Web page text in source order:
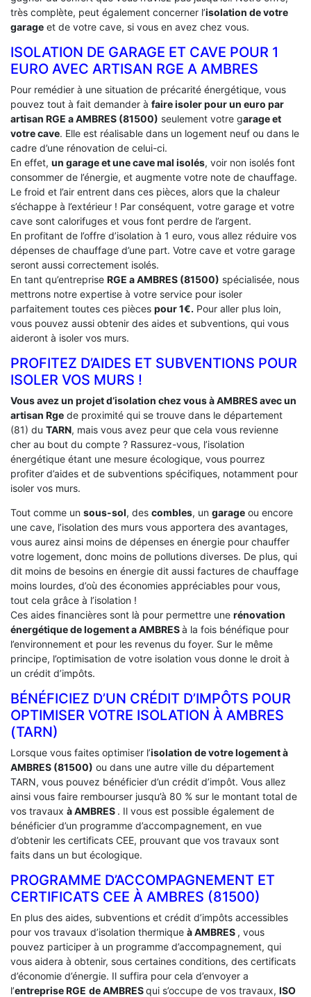
très complète, peut également concerner l’isolation de votre
garage et de votre cave, si vous en avez chez vous.
ISOLATION DE GARAGE ET CAVE POUR 1
EURO AVEC ARTISAN RGE A AMBRES
Pour remédier à une situation de précarité énergétique, vous
pouvez tout à fait demander à faire isoler pour un euro par
artisan RGE a AMBRES (81500) seulement votre garage et
votre cave. Elle est réalisable dans un logement neuf ou dans le
cadre d’une rénovation de celui-ci.
En effet, un garage et une cave mal isolés, voir non isolés font
consommer de l’énergie, et augmente votre note de chauffage.
Le froid et l’air entrent dans ces pièces, alors que la chaleur
s’échappe à l’extérieur ! Par conséquent, votre garage et votre
cave sont calorifuges et vous font perdre de l’argent.
En profitant de l’offre d’isolation à 1 euro, vous allez réduire vos
dépenses de chauffage d’une part. Votre cave et votre garage
seront aussi correctement isolés.
En tant qu’entreprise RGE a AMBRES (81500) spécialisée, nous
mettrons notre expertise à votre service pour isoler
parfaitement toutes ces pièces pour 1€. Pour aller plus loin,
vous pouvez aussi obtenir des aides et subventions, qui vous
aideront à isoler vos murs.
PROFITEZ D’AIDES ET SUBVENTIONS POUR
ISOLER VOS MURS !
Vous avez un projet d’isolation chez vous à AMBRES avec un
artisan Rge de proximité qui se trouve dans le département
(81) du TARN, mais vous avez peur que cela vous revienne
cher au bout du compte ? Rassurez-vous, l’isolation
énergétique étant une mesure écologique, vous pourrez
profiter d’aides et de subventions spécifiques, notamment pour
isoler vos murs.
Tout comme un sous-sol, des combles, un garage ou encore
une cave, l’isolation des murs vous apportera des avantages,
vous aurez ainsi moins de dépenses en énergie pour chauffer
votre logement, donc moins de pollutions diverses. De plus, qui
dit moins de besoins en énergie dit aussi factures de chauffage
moins lourdes, d’où des économies appréciables pour vous,
tout cela grâce à l’isolation !
Ces aides financières sont là pour permettre une rénovation
énergétique de logement aAMBRESà la fois bénéfique pour
l’environnement et pour les revenus du foyer. Sur le même
principe, l’optimisation de votre isolation vous donne le droit à
un crédit d’impôts.
BÉNÉFICIEZ D’UN CRÉDIT D’IMPÔTS POUR
OPTIMISER VOTRE ISOLATION À ‎AMBRES
(TARN)
Lorsque vous faites optimiser l’isolation de votre logement à
AMBRES (81500) ou dans une autre ville du département
TARN, vous pouvez bénéficier d’un crédit d’impôt. Vous allez
ainsi vous faire rembourser jusqu’à 80 % sur le montant total de
vos travaux à AMBRES . Il vous est possible également de
bénéficier d’un programme d’accompagnement, en vue
d’obtenir les certificats CEE, prouvant que vos travaux sont
faits dans un but écologique.
PROGRAMME D’ACCOMPAGNEMENT ET
CERTIFICATS CEE À ‎AMBRES (81500)
En plus des aides, subventions et crédit d’impôts accessibles
pour vos travaux d’isolation thermique à AMBRES , vous
pouvez participer à un programme d’accompagnement, qui
vous aidera à obtenir, sous certaines conditions, des certificats
d’économie d’énergie. Il suffira pour cela d’envoyer a
l’entreprise RGE de AMBRESqui s’occupe de vos travaux, ISO